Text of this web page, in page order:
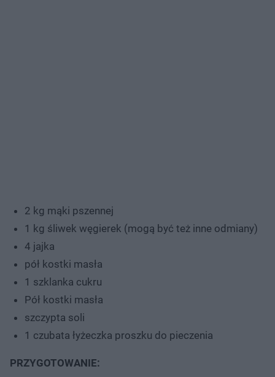
2 kg mąki pszennej
1 kg śliwek węgierek (mogą być też inne odmiany)
4 jajka
pół kostki masła
1 szklanka cukru
Pół kostki masła
szczypta soli
1 czubata łyżeczka proszku do pieczenia
PRZYGOTOWANIE: